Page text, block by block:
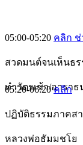
05:00-05:20 คลิก ช่
สวดมนต์จนเห็นธร
ทำวัตรเช้า/อารา
05:20-06:20คลิก
ปฏิบัติธรรมภาคสา
หลวงพ่อธัมมชโย